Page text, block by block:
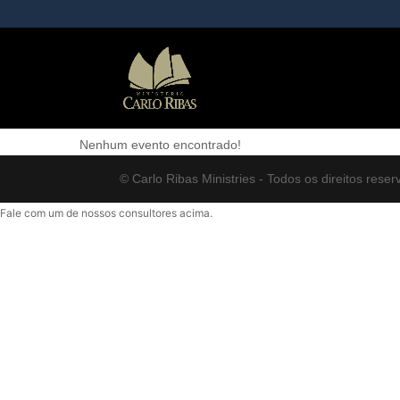
Seminário de Batalha
Nenhum evento encontrado!
© Carlo Ribas Ministries - Todos os direitos
Fale com um de nossos consultores acima.